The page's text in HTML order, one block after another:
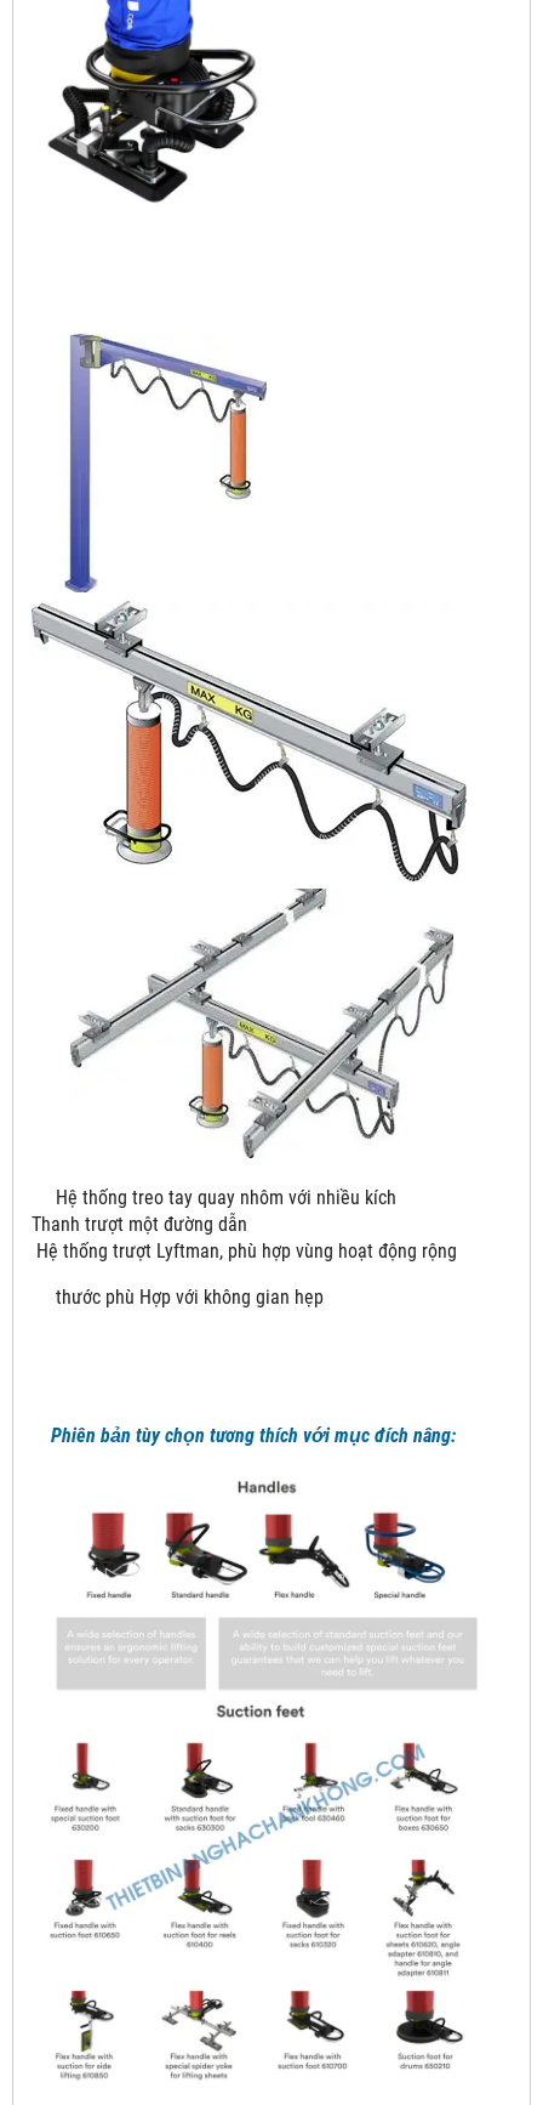
Hệ thống treo tay quay nhôm với nhiều kích
Thanh trượt một đường dẫn
Hệ thống trượt Lyftman, phù hợp vùng hoạt động rộng
thước phù Hợp với không gian hẹp
Phiên bản tùy chọn tương thích với mục đích nâng: